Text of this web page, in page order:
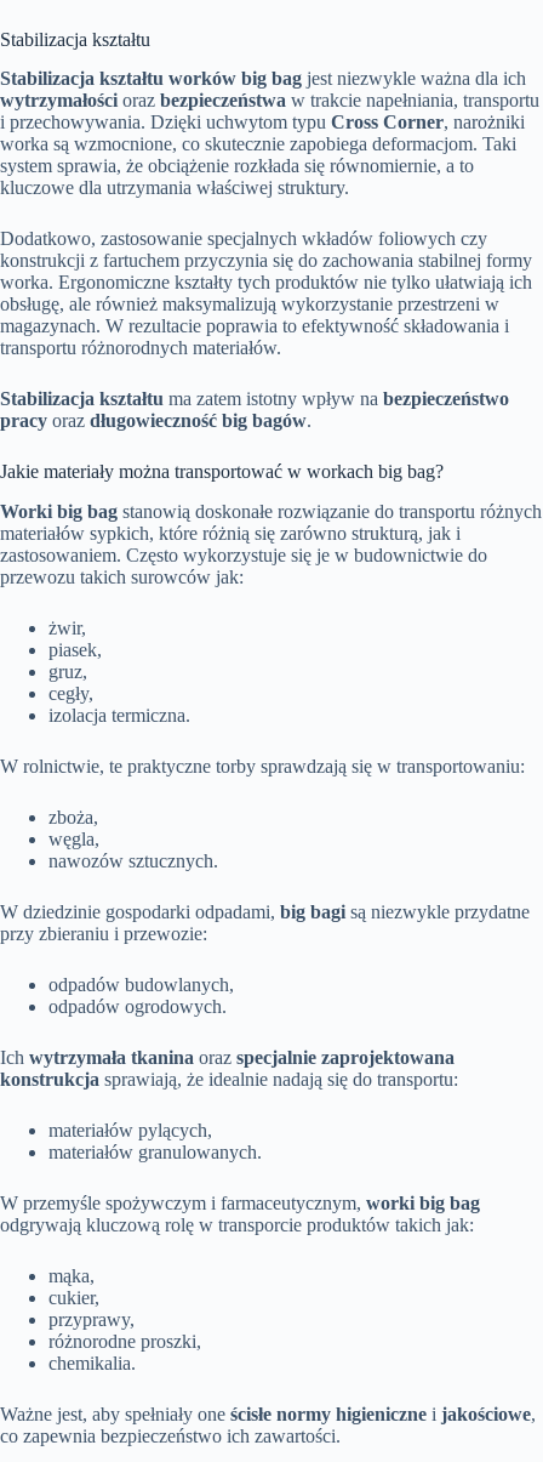
Stabilizacja kształtu
Stabilizacja kształtu worków big bag jest niezwykle ważna dla ich
wytrzymałości oraz bezpieczeństwa w trakcie napełniania, transportu
i przechowywania. Dzięki uchwytom typu Cross Corner, narożniki
worka są wzmocnione, co skutecznie zapobiega deformacjom. Taki
system sprawia, że obciążenie rozkłada się równomiernie, a to
kluczowe dla utrzymania właściwej struktury.
Dodatkowo, zastosowanie specjalnych wkładów foliowych czy
konstrukcji z fartuchem przyczynia się do zachowania stabilnej formy
worka. Ergonomiczne kształty tych produktów nie tylko ułatwiają ich
obsługę, ale również maksymalizują wykorzystanie przestrzeni w
magazynach. W rezultacie poprawia to efektywność składowania i
transportu różnorodnych materiałów.
Stabilizacja kształtu ma zatem istotny wpływ na bezpieczeństwo
pracy oraz długowieczność big bagów.
Jakie materiały można transportować w workach big bag?
Worki big bag stanowią doskonałe rozwiązanie do transportu różnych
materiałów sypkich, które różnią się zarówno strukturą, jak i
zastosowaniem. Często wykorzystuje się je w budownictwie do
przewozu takich surowców jak:
żwir,
piasek,
gruz,
cegły,
izolacja termiczna.
W rolnictwie, te praktyczne torby sprawdzają się w transportowaniu:
zboża,
węgla,
nawozów sztucznych.
W dziedzinie gospodarki odpadami, big bagi są niezwykle przydatne
przy zbieraniu i przewozie:
odpadów budowlanych,
odpadów ogrodowych.
Ich wytrzymała tkanina oraz specjalnie zaprojektowana
konstrukcja sprawiają, że idealnie nadają się do transportu:
materiałów pylących,
materiałów granulowanych.
W przemyśle spożywczym i farmaceutycznym, worki big bag
odgrywają kluczową rolę w transporcie produktów takich jak:
mąka,
cukier,
przyprawy,
różnorodne proszki,
chemikalia.
Ważne jest, aby spełniały one ścisłe normy higieniczne i jakościowe,
co zapewnia bezpieczeństwo ich zawartości.